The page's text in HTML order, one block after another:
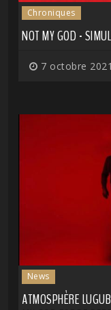
Chroniques
NOT MY GOD -
7 octobre 2021
News
ATMOSPHÈRE